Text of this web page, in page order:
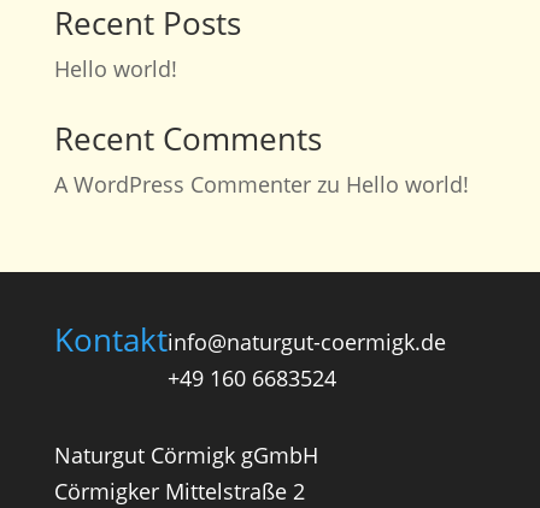
Recent Posts
Hello world!
Recent Comments
A WordPress Commenterzu Hello world!
Kontaktinfo@naturgut-coermigk.de
+49 160 6683524
Naturgut Cörmigk gGmbH
Cörmigker Mittelstraße 2